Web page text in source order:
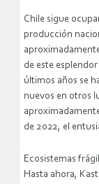
Chile sigue
producción
de este
últimos años se
nuevos en otros
de 2022, el
Ecosistemas
Hasta ahora,